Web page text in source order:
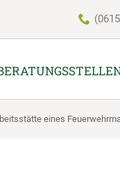
eines